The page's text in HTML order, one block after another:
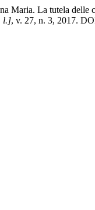
Maria. La tutela delle
l.], v. 27, n. 3, 2017.